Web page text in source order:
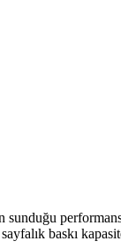
baskı